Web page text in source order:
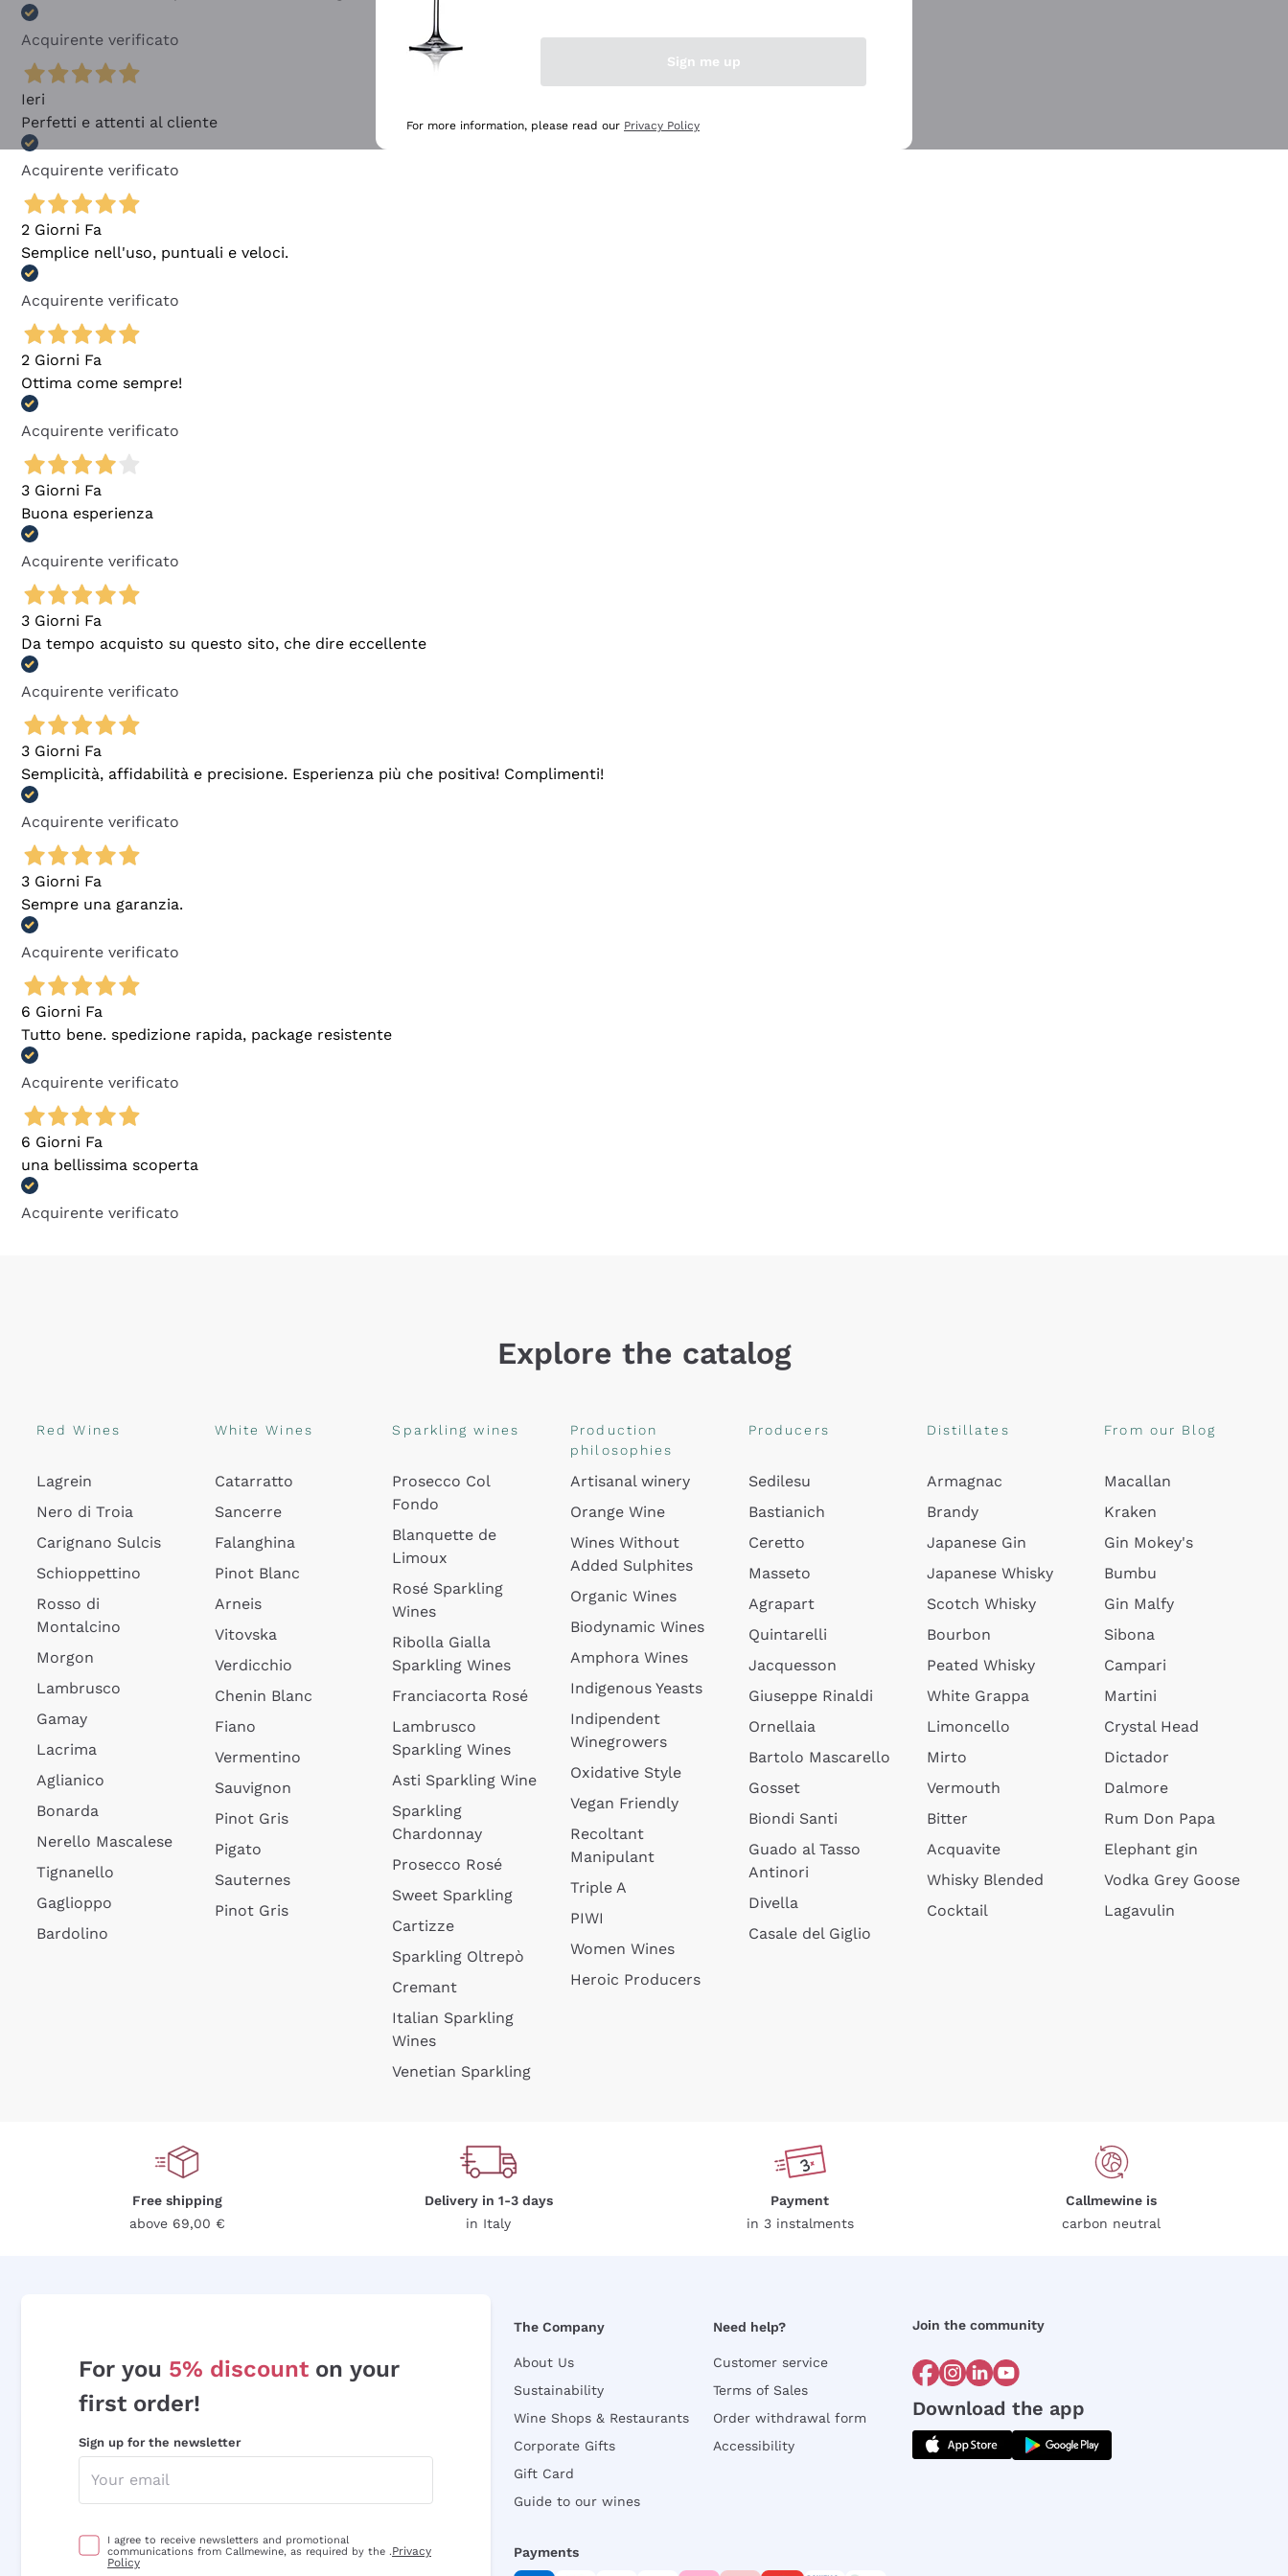
Acquirente verificato
Ieri
Perfetti e attenti al cliente
Acquirente verificato
2 Giorni Fa
Semplice nell'uso, puntuali e veloci.
Acquirente verificato
2 Giorni Fa
Ottima come sempre!
Acquirente verificato
3 Giorni Fa
Buona esperienza
Acquirente verificato
3 Giorni Fa
Da tempo acquisto su questo sito, che dire eccellente
Acquirente verificato
3 Giorni Fa
Semplicità, affidabilità e precisione. Esperienza più che positiva! Complimenti!
Acquirente verificato
3 Giorni Fa
Sempre una garanzia.
Acquirente verificato
6 Giorni Fa
Tutto bene. spedizione rapida, package resistente
Acquirente verificato
6 Giorni Fa
una bellissima scoperta
Acquirente verificato
Explore the catalog
Red Wines
Lagrein
Nero di Troia
Carignano Sulcis
Schioppettino
Rosso di
Montalcino
Morgon
Lambrusco
Gamay
Lacrima
Aglianico
Bonarda
Nerello Mascalese
Tignanello
Gaglioppo
Bardolino
White Wines
Catarratto
Sancerre
Falanghina
Pinot Blanc
Arneis
Vitovska
Verdicchio
Chenin Blanc
Fiano
Vermentino
Sauvignon
Pinot Gris
Pigato
Sauternes
Pinot Gris
Sparkling wines
Prosecco Col
Fondo
Blanquette de
Limoux
Rosé Sparkling
Wines
Ribolla Gialla
Sparkling Wines
Franciacorta Rosé
Lambrusco
Sparkling Wines
Asti Sparkling Wine
Sparkling
Chardonnay
Prosecco Rosé
Sweet Sparkling
Cartizze
Sparkling Oltrepò
Cremant
Italian Sparkling
Wines
Venetian Sparkling
Production
philosophies
Artisanal winery
Orange Wine
Wines Without
Added Sulphites
Organic Wines
Biodynamic Wines
Amphora Wines
Indigenous Yeasts
Indipendent
Winegrowers
Oxidative Style
Vegan Friendly
Recoltant
Manipulant
Triple A
PIWI
Women Wines
Heroic Producers
Producers
Sedilesu
Bastianich
Ceretto
Masseto
Agrapart
Quintarelli
Jacquesson
Giuseppe Rinaldi
Ornellaia
Bartolo Mascarello
Gosset
Biondi Santi
Guado al Tasso
Antinori
Divella
Casale del Giglio
Distillates
Armagnac
Brandy
Japanese Gin
Japanese Whisky
Scotch Whisky
Bourbon
Peated Whisky
White Grappa
Limoncello
Mirto
Vermouth
Bitter
Acquavite
Whisky Blended
Cocktail
From our Blog
Macallan
Kraken
Gin Mokey's
Bumbu
Gin Malfy
Sibona
Campari
Martini
Crystal Head
Dictador
Dalmore
Rum Don Papa
Elephant gin
Vodka Grey Goose
Lagavulin
Free shipping
above 69,00 €
Delivery in 1-3 days
in Italy
Payment
in 3 instalments
Callmewine is
carbon neutral
For you 5% discount on your
first order!
Sign up for the newsletter
I agree to receive newsletters and promotional
communications from Callmewine, as required by the .Privacy
Policy
The Company
About Us
Sustainability
Wine Shops & Restaurants
Corporate Gifts
Gift Card
Guide to our wines
Need help?
Customer service
Terms of Sales
Order withdrawal form
Accessibility
Join the community
Download the app
Payments
Sign me up
For more information, please read our Privacy Policy